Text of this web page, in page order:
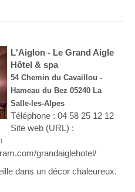
L'Aiglon - Le Grand Aigle
Hôtel & spa
54 Chemin du Cavaillou -
Hameau du Bez 05240 La
Salle-les-Alpes
Téléphone : 04 58 25 12 12
Site web (URL) :
grandaiglehotel/
dans un décor chaleureux.